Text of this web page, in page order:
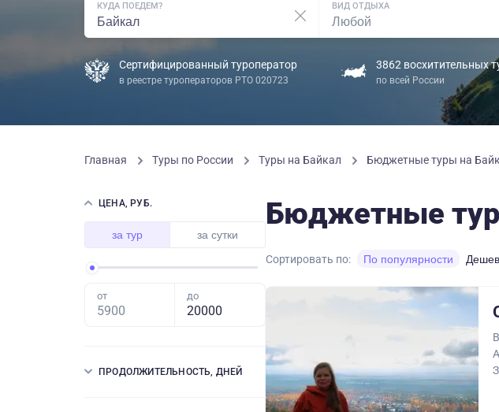
КУДА ПОЕДЕМ? ВИД ОТДЫХА
Сертифицированный туроператор
в реестре туроператоров РТО 020723
3862 восхитительных
по всей России
Главная Туры по России Туры на Байкал Бюджетные туры на
ЦЕНА, РУБ.
за тур за сутки
от до
ПРОДОЛЖИТЕЛЬНОСТЬ, ДНЕЙ
Бюджетные
Сортировать по: По популярности